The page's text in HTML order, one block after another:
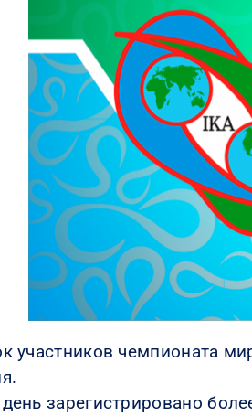
участников чемпионата
зарегистрировано